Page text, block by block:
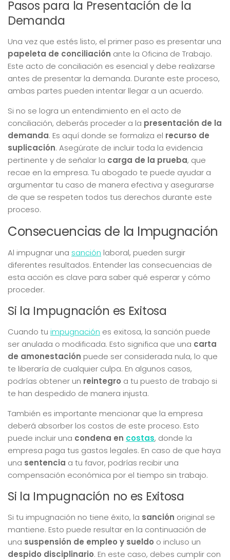
Pasos para la Presentación de la
Demanda
Una vez que estés listo, el primer paso es presentar una
papeleta de conciliación ante la Oficina de Trabajo.
Este acto de conciliación es esencial y debe realizarse
antes de presentar la demanda. Durante este proceso,
ambas partes pueden intentar llegar a un acuerdo.
Si no se logra un entendimiento en el acto de
conciliación, deberás proceder a la presentación de la
demanda. Es aquí donde se formaliza el recurso de
suplicación. Asegúrate de incluir toda la evidencia
pertinente y de señalar la carga de la prueba, que
recae en la empresa. Tu abogado te puede ayudar a
argumentar tu caso de manera efectiva y asegurarse
de que se respeten todos tus derechos durante este
proceso.
Consecuencias de la Impugnación
Al impugnar una sanción laboral, pueden surgir
diferentes resultados. Entender las consecuencias de
esta acción es clave para saber qué esperar y cómo
proceder.
Si la Impugnación es Exitosa
Cuando tu impugnación es exitosa, la sanción puede
ser anulada o modificada. Esto significa que una carta
de amonestación puede ser considerada nula, lo que
te liberaría de cualquier culpa. En algunos casos,
podrías obtener un reintegro a tu puesto de trabajo si
te han despedido de manera injusta.
También es importante mencionar que la empresa
deberá absorber los costos de este proceso. Esto
puede incluir una condena en costas, donde la
empresa paga tus gastos legales. En caso de que haya
una sentencia a tu favor, podrías recibir una
compensación económica por el tiempo sin trabajo.
Si la Impugnación no es Exitosa
Si tu impugnación no tiene éxito, la sanción original se
mantiene. Esto puede resultar en la continuación de
una suspensión de empleo y sueldo o incluso un
despido disciplinario. En este caso, debes cumplir con